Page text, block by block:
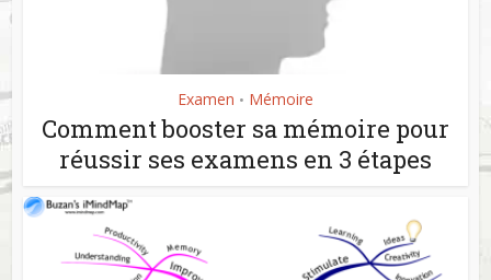
Examen • Mémoire
Comment booster sa mémoire pour
réussir ses examens en 3 étapes